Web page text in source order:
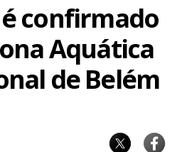
confirmado
Aquática
de Belém